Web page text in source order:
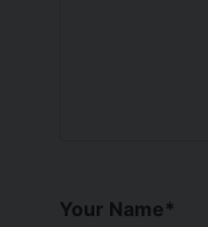
Your Name*